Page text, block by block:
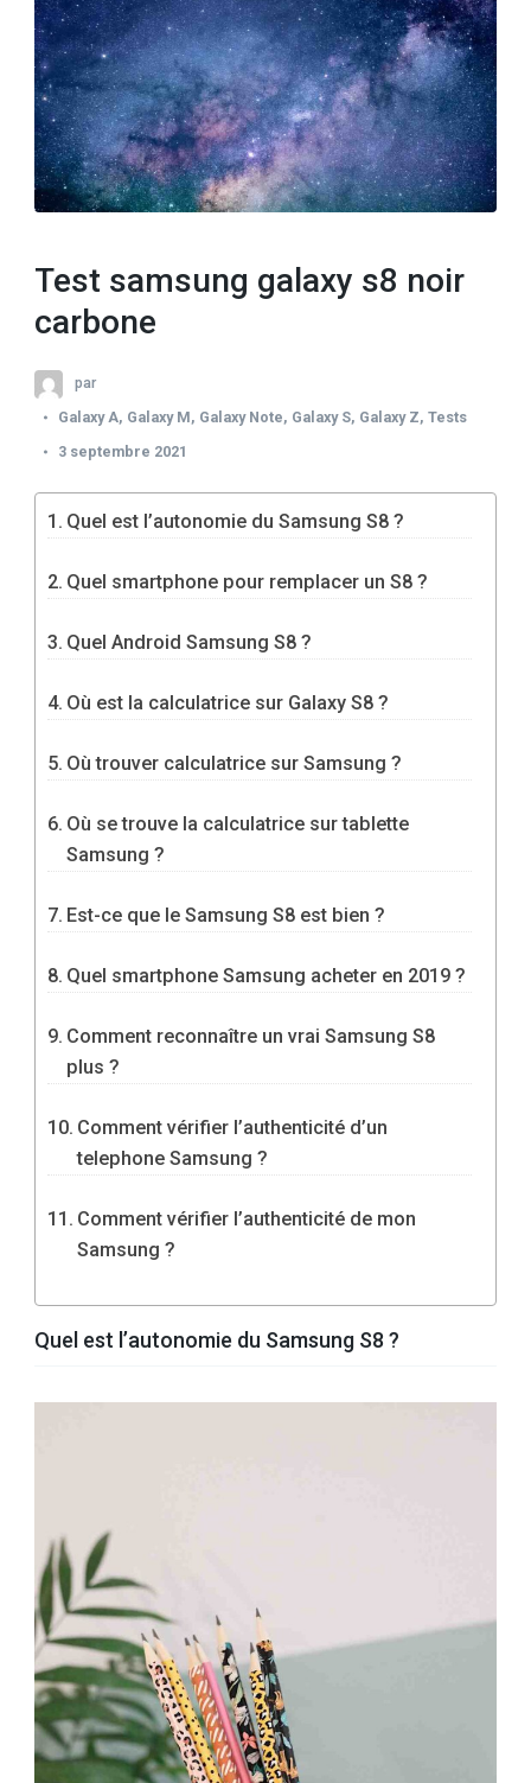
Test samsung galaxy s8 noir
carbone
par
Galaxy A, Galaxy M, Galaxy Note, Galaxy S, Galaxy Z, Tests
3 septembre 2021
Quel est l’autonomie du Samsung S8 ?
Quel smartphone pour remplacer un S8 ?
Quel Android Samsung S8 ?
Où est la calculatrice sur Galaxy S8 ?
Où trouver calculatrice sur Samsung ?
Où se trouve la calculatrice sur tablette
Samsung ?
Est-ce que le Samsung S8 est bien ?
Quel smartphone Samsung acheter en 2019 ?
Comment reconnaître un vrai Samsung S8
plus ?
Comment vérifier l’authenticité d’un
telephone Samsung ?
Comment vérifier l’authenticité de mon
Samsung ?
Quel est l’autonomie du Samsung S8 ?